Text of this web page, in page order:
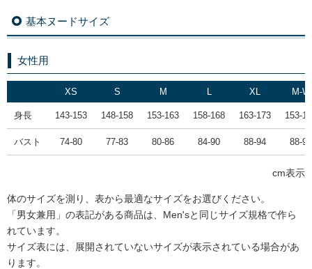
基本ヌードサイズ
女性用
XS S M L XL M-W
身長 143-153 148-158 153-163 158-168 163-173 153-
バスト 74-80 77-83 80-86 84-90 88-94 88-94
cm表示
体のサイズを測り、表から最適なサイズをお選びください。
「男女兼用」の表記がある商品は、Men'sと同じサイズ規格で作ら
れています。
サイズ表には、展開されていないサイズが表示されている場合があ
ります。